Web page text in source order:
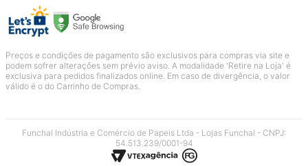
Preços e condições de pagamento são exclusivos para compras via site e
podem sofrer alterações sem prévio aviso. A modalidade 'Retire na Loja' é
exclusiva para pedidos finalizados online. Em caso de divergência, o valor
válido é o do Carrinho de Compras.
Funchal Indústria e Comércio de Papeis Ltda - Lojas Funchal - CNPJ:
54.513.239/0001-94